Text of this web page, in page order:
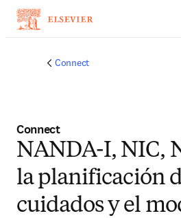
Connect
Connect
NANDA-I, NIC,
la planificación
cuidados y el